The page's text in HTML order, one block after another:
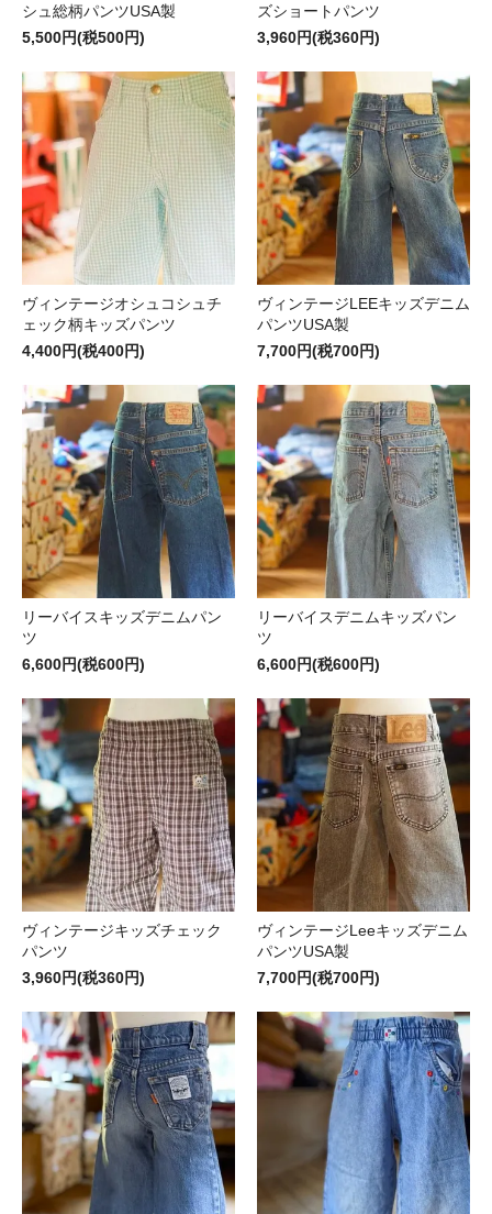
シュ総柄パンツUSA製
5,500円(税500円)
ズショートパンツ
3,960円(税360円)
ヴィンテージオシュコシュチ
ェック柄キッズパンツ
4,400円(税400円)
ヴィンテージLEEキッズデニム
パンツUSA製
7,700円(税700円)
リーバイスキッズデニムパン
ツ
6,600円(税600円)
リーバイスデニムキッズパン
ツ
6,600円(税600円)
ヴィンテージキッズチェック
パンツ
3,960円(税360円)
ヴィンテージLeeキッズデニム
パンツUSA製
7,700円(税700円)